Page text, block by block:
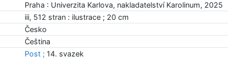
Praha : Univerzita Karlova, nakladatelství Karolinum, 2025
iii, 512 stran : ilustrace ; 20 cm
Česko
Čeština
Post ; 14. svazek